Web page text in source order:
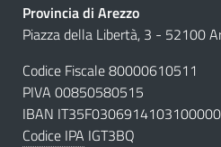
Provincia di Arezzo
Piazza della Libertà, 3 - 52100
Codice Fiscale 80000610511
PIVA 00850580515
IBAN
Codice IPA IGT3BQ